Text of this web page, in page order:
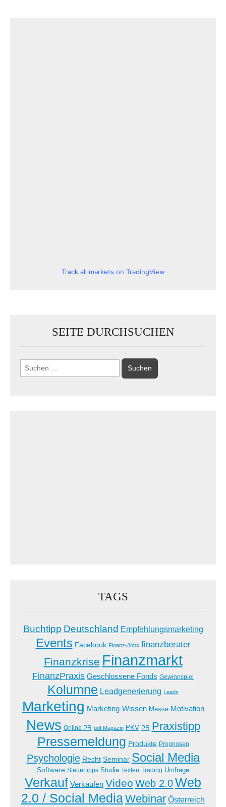
Track all markets on TradingView
SEITE DURCHSUCHEN
Suchen
nach:
TAGS
Buchtipp Deutschland Empfehlungsmarketing
Events Facebook Finanz-Jobs finanzberater
Finanzkrise Finanzmarkt
FinanzPraxis Geschlossene Fonds Gewinnspiel
Kolumne Leadgenerierung Leads
Marketing Marketing-Wissen Messe Motivation
News Online PR pdf Magazin PKV PR Praxistipp
Pressemeldung Produkte Prognosen
Psychologie Recht Seminar Social Media
Software Steuertipps Studie Texten Trading Umfrage
Verkauf Verkaufen Video Web 2.0Web
2.0 / Social MediaWebinar Österreich